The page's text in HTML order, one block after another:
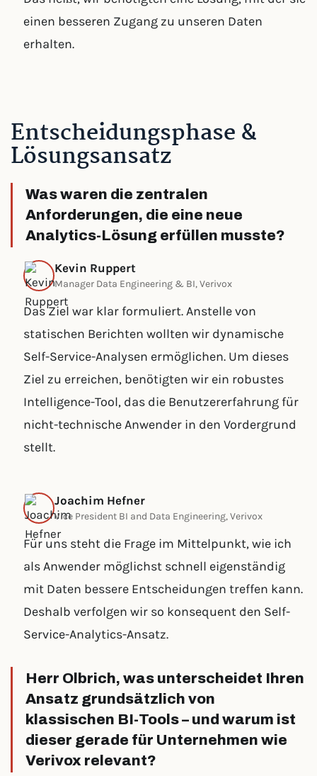
einen besseren Zugang zu unseren Daten
erhalten.
Entscheidungsphase &
Lösungsansatz
Was waren die zentralen
Anforderungen, die eine neue
Analytics-Lösung erfüllen musste?
Kevin Ruppert
Manager Data Engineering & BI, Verivox
Das Ziel war klar formuliert. Anstelle von
statischen Berichten wollten wir dynamische
Self-Service-Analysen ermöglichen. Um dieses
Ziel zu erreichen, benötigten wir ein robustes
Intelligence-Tool, das die Benutzererfahrung für
nicht-technische Anwender in den Vordergrund
stellt.
Joachim Hefner
Vice President BI and Data Engineering, Verivox
Für uns steht die Frage im Mittelpunkt, wie ich
als Anwender möglichst schnell eigenständig
mit Daten bessere Entscheidungen treffen kann.
Deshalb verfolgen wir so konsequent den Self-
Service-Analytics-Ansatz.
Herr Olbrich, was unterscheidet Ihren
Ansatz grundsätzlich von
klassischen BI-Tools – und warum ist
dieser gerade für Unternehmen wie
Verivox relevant?